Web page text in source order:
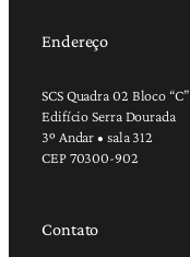
Endereço
SCS Quadra 02 Bloco “C”
Edifício Serra Dourada
3º Andar • sala 312
CEP 70300-902
Contato